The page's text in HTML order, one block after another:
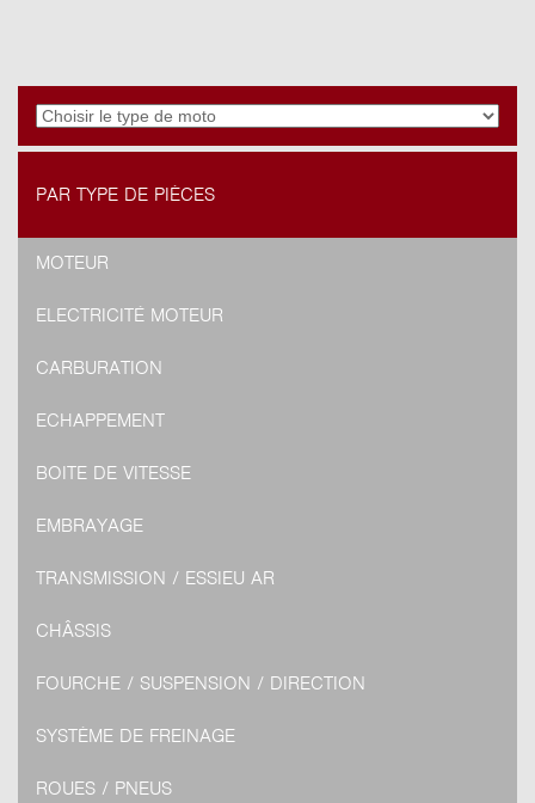
PAR TYPE DE PIÈCES
MOTEUR
ELECTRICITÉ MOTEUR
CARBURATION
ECHAPPEMENT
BOITE DE VITESSE
EMBRAYAGE
TRANSMISSION / ESSIEU AR
CHÂSSIS
FOURCHE / SUSPENSION / DIRECTION
SYSTÈME DE FREINAGE
ROUES / PNEUS